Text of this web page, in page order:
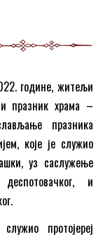
године, житељи
празник храма –
празника
које је служио
уз саслужење
и
протојереј